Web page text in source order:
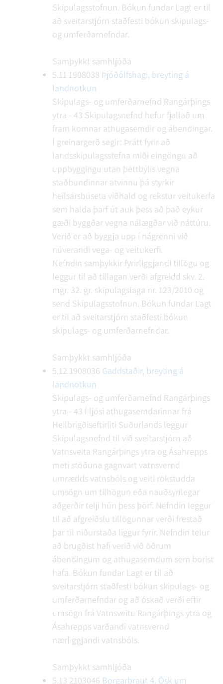
Skipulagsstofnun. Bókun fundar Lagt er til
að sveitarstjórn staðfesti bókun skipulags-
og umferðarnefndar.
Samþykkt samhljóða
5.11 1908038 Þjóðólfshagi, breyting á
landnotkun
Skipulags- og umferðarnefnd Rangárþings
ytra - 43 Skipulagsnefnd hefur fjallað um
fram komnar athugasemdir og ábendingar.
Í greinargerð segir: Þrátt fyrir að
landsskipulagsstefna miði eingöngu að
uppbyggingu utan þéttbýlis vegna
staðbundinnar atvinnu þá styrkir
heilsársbúseta viðhald og rekstur veitukerfa
sem halda þarf út auk þess að það eykur
gæði byggðar vegna nálægðar við náttúru.
Verið er að byggja upp í nágrenni við
núverandi vega- og veitukerfi.
Nefndin samþykkir fyrirliggjandi tillögu og
leggur til að tillagan verði afgreidd skv. 2.
mgr. 32. gr. skipulagslaga nr. 123/2010 og
send Skipulagsstofnun. Bókun fundar Lagt
er til að sveitarstjórn staðfesti bókun
skipulags- og umferðarnefndar.
Samþykkt samhljóða
5.12 1908036 Gaddstaðir, breyting á
landnotkun
Skipulags- og umferðarnefnd Rangárþings
ytra - 43 Í ljósi athugasemdarinnar frá
Heilbrigðiseftirliti Suðurlands leggur
Skipulagsnefnd til við sveitarstjórn að
Vatnsveita Rangárþings ytra og Ásahrepps
meti stöðuna gagnvart vatnsvernd
umrædds vatnsbóls og veiti rökstudda
umsögn um tilhögun eða nauðsynlegar
aðgerðir telji hún þess þörf. Nefndin leggur
til að afgreiðslu tillögunnar verði frestað
þar til niðurstaða liggur fyrir. Nefndin telur
að brugðist hafi verið við öðrum
ábendingum og athugasemdum sem borist
hafa. Bókun fundar Lagt er til að
sveitarstjórn staðfesti bókun skipulags- og
umferðarnefndar og að óskað verði eftir
umsögn frá Vatnsveitu Rangárþings ytra og
Ásahrepps varðandi vatnsvernd
nærliggjandi vatnsbóls.
Samþykkt samhljóða
5.13 2103046 Borgarbraut 4. Ósk um